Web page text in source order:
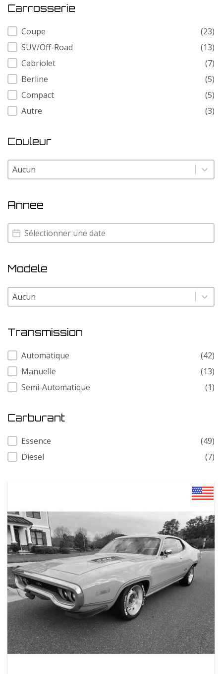
Carrosserie
Carrosserie
Coupe
(23)
SUV/Off-Road
(13)
Cabriolet
(7)
Berline
(5)
Compact
(5)
Autre
(3)
Couleur
Couleur
Couleur
Annee
Annee
Annee
Modele
Modele
Modele
Transmission
Transmission
Automatique
(42)
Manuelle
(13)
Semi-Automatique
(1)
Carburant
Carburant
Essence
(49)
Diesel
(7)